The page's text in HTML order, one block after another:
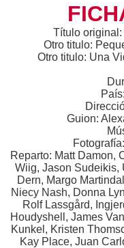
Título
Otro titulo:
Otro titulo: Una
Guion:
Reparto: Matt Damon,
Wiig, Jason Sudeikis,
Dern, Margo
Niecy Nash, Donna
Rolf Lassgård,
Houdyshell, James
Kunkel, Kristen
Kay Place, Juan